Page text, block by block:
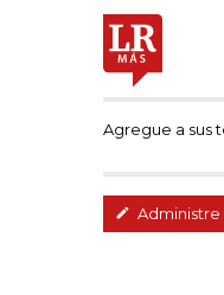
Agregue a sus
Administre